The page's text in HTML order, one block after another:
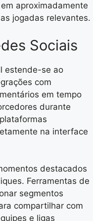
aproximadamente
jogadas relevantes.
Sociais
estende-se ao
com
em tempo
durante
na interface
destacados
Ferramentas de
segmentos
compartilhar com
e ligas